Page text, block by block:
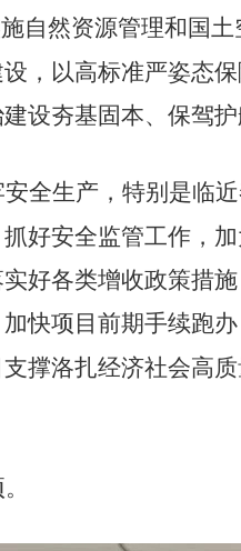
自然资源管理和国
，以高标准严姿态
设夯基固本、保驾护
全生产，特别是临
好安全监管工作，
好各类增收政策措
快项目前期手续跑
撑洛扎经济社会高